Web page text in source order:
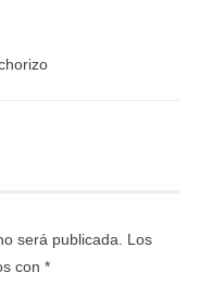
será publicada.
Los
con *